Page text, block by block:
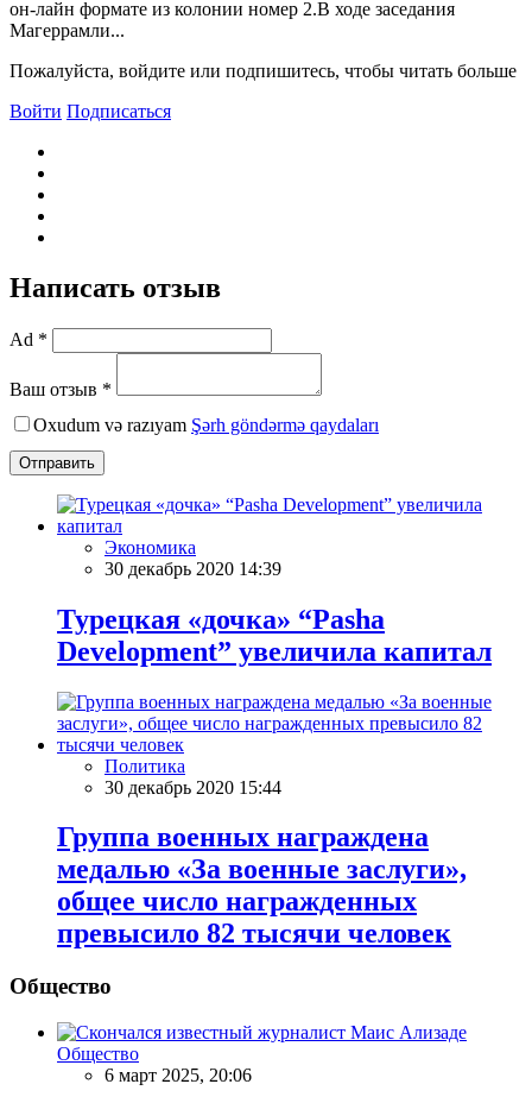
он-лайн формате из колонии номер 2.В ходе заседания
Магеррамли...
Пожалуйста, войдите или подпишитесь, чтобы читать больше
Войти Подписаться
Написать отзыв
Ad *
Ваш отзыв *
Oxudum və razıyam Şərh göndərmə qaydaları
Отправить
Экономика
30 декабрь 2020 14:39
Турецкая «дочка» “Pasha
Development” увеличила капитал
Политика
30 декабрь 2020 15:44
Группа военных награждена
медалью «За военные заслуги»,
общее число награжденных
превысило 82 тысячи человек
Общество
Общество
6 март 2025, 20:06